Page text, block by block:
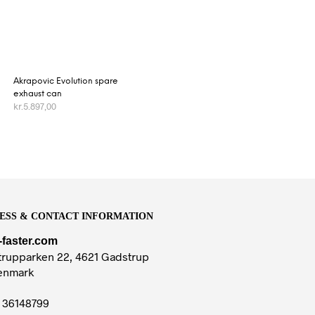
Akrapovic Evolution spare
exhaust can
kr.5.897,00
& CONTACT INFORMATION
faster.com
22, 4621 Gadstrup
36148799